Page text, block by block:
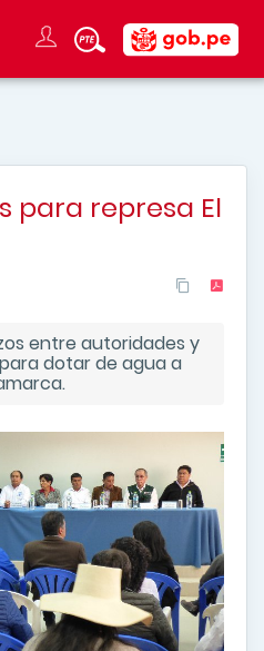
para represa El
entre autoridades y
dotar de agua a